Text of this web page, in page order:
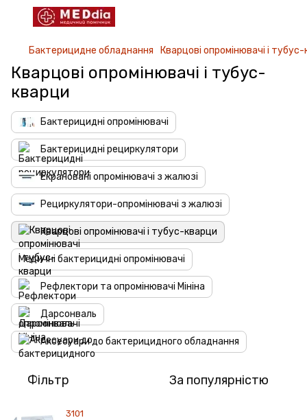
Бактерицидне обладнання Кварцові опромінювачі і
Кварцові опромінювачі і тубус-
кварци
Бактерицидні опромінювачі
Бактерицидні рециркулятори
Екрановані опромінювачі з жалюзі
Рециркулятори-опромінювачі з жалюзі
Кварцові опромінювачі і тубус-кварци
Медичні бактерицидні опромінювачі
Рефлектори та опромінювачі Мініна
Дарсонваль
Аксесуари до бактерицидного обладнання
Фільтр За популярністю
3101